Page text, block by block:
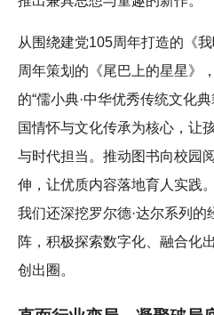
从围绕建党105周年打造的《
周年策划的《尾巴上的星星》
的“儒小典·中华优秀传统文化
国情怀与文化传承为核心，让
与时代担当。推动图书向校园
伸，让优质内容落地育人实践
我们还深挖罗尔德·达尔系列
阵，积极探索数字化、融合化
创出圈。